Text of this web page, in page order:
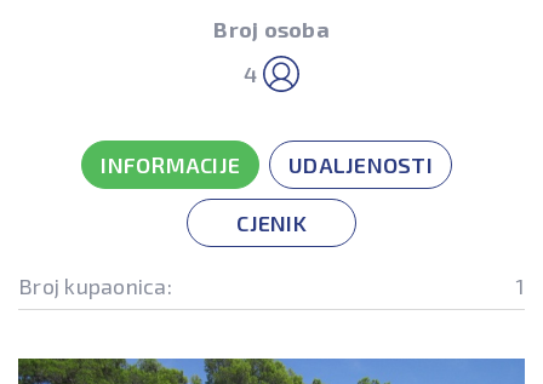
Broj osoba
4
INFORMACIJE UDALJENOSTI
CJENIK
Broj kupaonica: 1